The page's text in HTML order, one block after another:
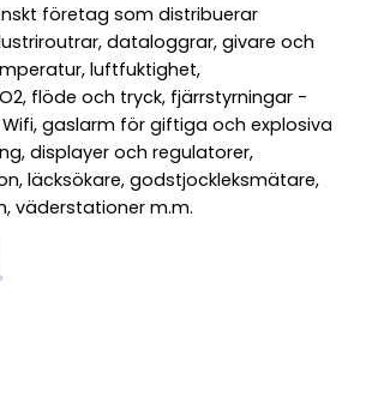
företag som distribuerar
dataloggrar, givare och
luftfuktighet,
flöde och tryck, fjärrstyrningar -
Wifi, gaslarm för giftiga och explosiva
displayer och regulatorer,
läcksökare, godstjockleksmätare,
väderstationer m.m.